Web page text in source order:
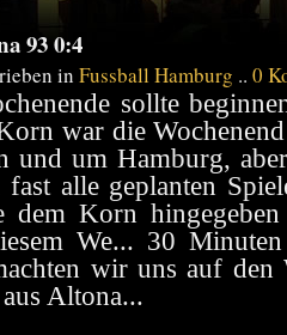
93 0:4
in Fussball Hamburg .. 0
sollte
war die
und um Hamburg,
alle geplanten
dem Korn
We... 30
wir uns auf den
Altona...